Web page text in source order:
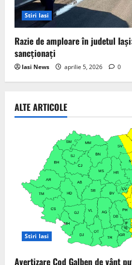
Stiri Iasi
Razie de amploare în judetul
sancționați
Iasi News aprilie 5, 2026 0
ALTE ARTICOLE
Stiri Iasi
Avertizare Cod Galben de vânt